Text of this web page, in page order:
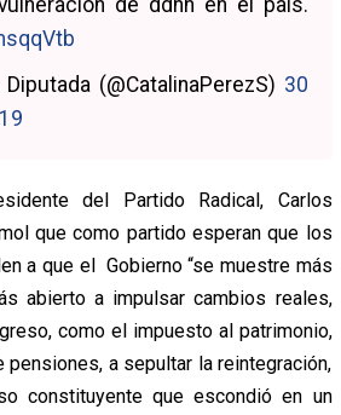
(@CatalinaPerezS) 30
del Partido Radical, Carlos
que como partido esperan que los
a que el Gobierno “se muestre más
abierto a impulsar cambios reales,
como el impuesto al patrimonio,
a sepultar la reintegración,
constituyente que escondió en un